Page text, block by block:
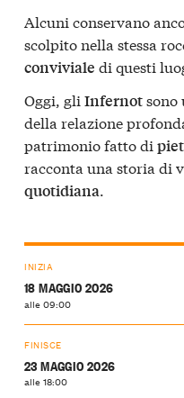
Alcuni conservano
scolpito nella stessa
conviviale di questi
Oggi, gli Infernotsono
della relazione
patrimonio fatto di
racconta una storia di
quotidiana.
INIZIA
18 MAGGIO 2026
alle 09:00
FINISCE
23 MAGGIO 2026
alle 18:00